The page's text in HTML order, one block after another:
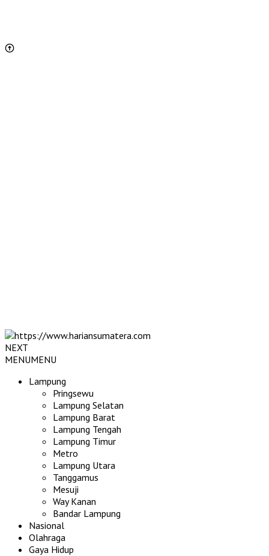
NEXT
MENUMENU
Lampung
Pringsewu
Lampung Selatan
Lampung Barat
Lampung Tengah
Lampung Timur
Metro
Lampung Utara
Tanggamus
Mesuji
Way Kanan
Bandar Lampung
Nasional
Olahraga
Gaya Hidup